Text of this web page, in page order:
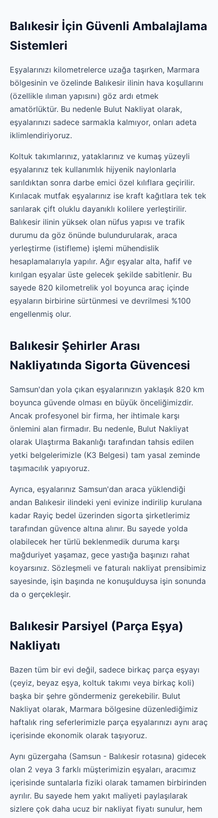
Balıkesir İçin Güvenli Ambalajlama
Sistemleri
Eşyalarınızı kilometrelerce uzağa taşırken, Marmara
bölgesinin ve özelinde Balıkesir ilinin hava koşullarını
(özellikle ılıman yapısını) göz ardı etmek
amatörlüktür. Bu nedenle Bulut Nakliyat olarak,
eşyalarınızı sadece sarmakla kalmıyor, onları adeta
iklimlendiriyoruz.
Koltuk takımlarınız, yataklarınız ve kumaş yüzeyli
eşyalarınız tek kullanımlık hijyenik naylonlarla
sarıldıktan sonra darbe emici özel kılıflara geçirilir.
Kırılacak mutfak eşyalarınız ise kraft kağıtlara tek tek
sarılarak çift oluklu dayanıklı kolilere yerleştirilir.
Balıkesir ilinin yüksek olan nüfus yapısı ve trafik
durumu da göz önünde bulundurularak, araca
yerleştirme (istifleme) işlemi mühendislik
hesaplamalarıyla yapılır. Ağır eşyalar alta, hafif ve
kırılgan eşyalar üste gelecek şekilde sabitlenir. Bu
sayede 820 kilometrelik yol boyunca araç içinde
eşyaların birbirine sürtünmesi ve devrilmesi %100
engellenmiş olur.
Balıkesir Şehirler Arası
Nakliyatında Sigorta Güvencesi
Samsun'dan yola çıkan eşyalarınızın yaklaşık 820 km
boyunca güvende olması en büyük önceliğimizdir.
Ancak profesyonel bir firma, her ihtimale karşı
önlemini alan firmadır. Bu nedenle, Bulut Nakliyat
olarak Ulaştırma Bakanlığı tarafından tahsis edilen
yetki belgelerimizle (K3 Belgesi) tam yasal zeminde
taşımacılık yapıyoruz.
Ayrıca, eşyalarınız Samsun'dan araca yüklendiği
andan Balıkesir ilindeki yeni evinize indirilip kurulana
kadar Rayiç bedel üzerinden sigorta şirketlerimiz
tarafından güvence altına alınır. Bu sayede yolda
olabilecek her türlü beklenmedik duruma karşı
mağduriyet yaşamaz, gece yastığa başınızı rahat
koyarsınız. Sözleşmeli ve faturalı nakliyat prensibimiz
sayesinde, işin başında ne konuşulduysa işin sonunda
da o gerçekleşir.
Balıkesir Parsiyel (Parça Eşya)
Nakliyatı
Bazen tüm bir evi değil, sadece birkaç parça eşyayı
(çeyiz, beyaz eşya, koltuk takımı veya birkaç koli)
başka bir şehre göndermeniz gerekebilir. Bulut
Nakliyat olarak, Marmara bölgesine düzenlediğimiz
haftalık ring seferlerimizle parça eşyalarınızı aynı araç
içerisinde ekonomik olarak taşıyoruz.
Aynı güzergaha (Samsun - Balıkesir rotasına) gidecek
olan 2 veya 3 farklı müşterimizin eşyaları, aracımız
içerisinde suntalarla fiziki olarak tamamen birbirinden
ayrılır. Bu sayede hem yakıt maliyeti paylaşılarak
sizlere çok daha ucuz bir nakliyat fiyatı sunulur, hem